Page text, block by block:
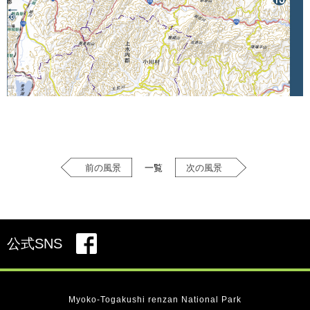
前の風景 一覧 次の風景
公式SNS
Myoko-Togakushi renzan National Park